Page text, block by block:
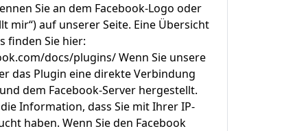
Sie an dem Facebook-Logo oder
mir“) auf unserer Seite. Eine Übersicht
finden Sie hier:
docs/plugins/ Wenn Sie unsere
das Plugin eine direkte Verbindung
dem Facebook-Server hergestellt.
Information, dass Sie mit Ihrer IP-
haben. Wenn Sie den Facebook